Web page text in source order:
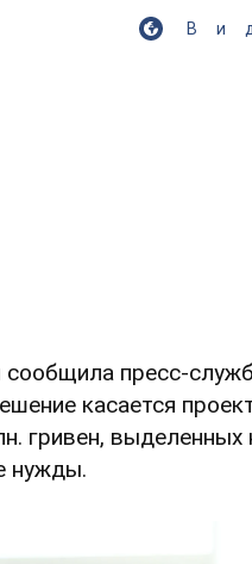
сообщила пресс-
касается
гривен,
нужды.